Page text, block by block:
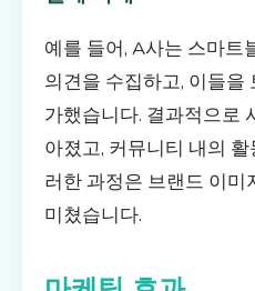
예를 들어, A사는 스마트
의견을 수집하고, 이들을
가했습니다. 결과적으로
아졌고, 커뮤니티 내의
러한 과정은 브랜드 이
미쳤습니다.